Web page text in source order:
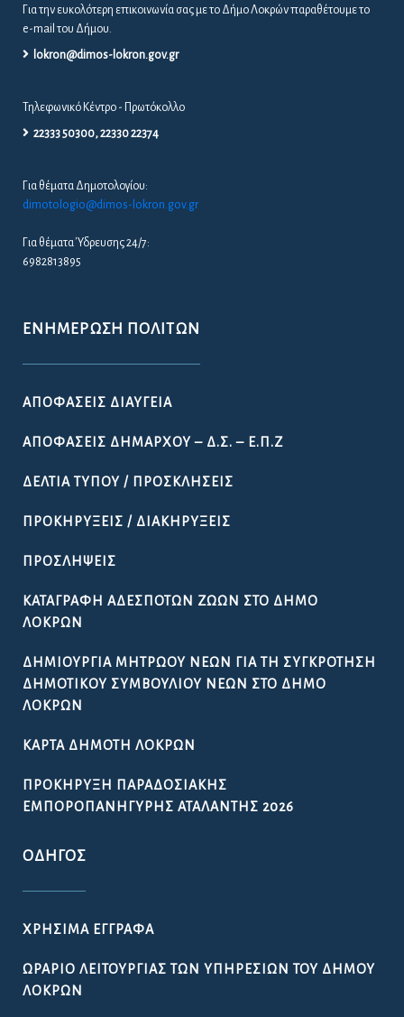
Για την ευκολότερη επικοινωνία σας με το Δήμο Λοκρών παραθέτουμε το
e-mail του Δήμου.
lokron@dimos-lokron.gov.gr
Τηλεφωνικό Κέντρο - Πρωτόκολλο
22333 50300, 22330 22374
Για θέματα Δημοτολογίου:
dimotologio@dimos-lokron.gov.gr
Για θέματα Ύδρευσης 24/7:
6982813895
ΕΝΗΜΈΡΩΣΗ ΠΟΛΙΤΏΝ
ΑΠΟΦΆΣΕΙΣ ΔΙΑΎΓΕΙΑ
ΑΠΟΦΆΣΕΙΣ ΔΗΜΆΡΧΟΥ – Δ.Σ. – Ε.Π.Ζ
ΔΕΛΤΊΑ ΤΎΠΟΥ / ΠΡΟΣΚΛΉΣΕΙΣ
ΠΡΟΚΗΡΎΞΕΙΣ / ΔΙΑΚΗΡΎΞΕΙΣ
ΠΡΟΣΛΉΨΕΙΣ
ΚΑΤΑΓΡΑΦΉ ΑΔΈΣΠΟΤΩΝ ΖΏΩΝ ΣΤΟ ΔΉΜΟ
ΛΟΚΡΏΝ
ΔΗΜΙΟΥΡΓΊΑ ΜΗΤΡΏΟΥ ΝΈΩΝ ΓΙΑ ΤΗ ΣΥΓΚΡΌΤΗΣΗ
ΔΗΜΟΤΙΚΟΎ ΣΥΜΒΟΥΛΊΟΥ ΝΈΩΝ ΣΤΟ ΔΉΜΟ
ΛΟΚΡΏΝ
ΚΆΡΤΑ ΔΗΜΌΤΗ ΛΟΚΡΏΝ
ΠΡΟΚΉΡΥΞΗ ΠΑΡΑΔΟΣΙΑΚΉΣ
ΕΜΠΟΡΟΠΑΝΉΓΥΡΗΣ ΑΤΑΛΆΝΤΗΣ 2026
ΟΔΗΓΌΣ
ΧΡΉΣΙΜΑ ΈΓΓΡΑΦΑ
ΩΡΆΡΙΟ ΛΕΙΤΟΥΡΓΊΑΣ ΤΩΝ ΥΠΗΡΕΣΙΏΝ ΤΟΥ ΔΉΜΟΥ
ΛΟΚΡΏΝ